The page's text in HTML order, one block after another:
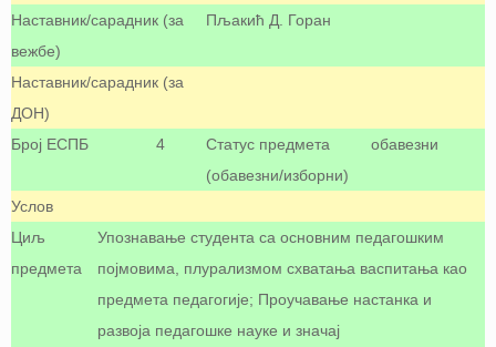
Наставник/сарадник (за
вежбе)
Пљакић Д. Горан
Наставник/сарадник (за
ДОН)
Број ЕСПБ
4
Статус предмета
(обавезни/изборни)
обавезни
Услов
Циљ
предмета
Упознавање студентa са основним педагошким
појмовима, плурализмом схватања васпитања као
предмета педагогије; Проучавање настанка и
развоја педагошке науке и значај